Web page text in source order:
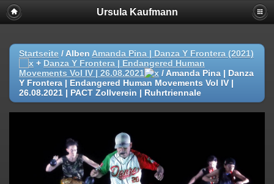
Ursula Kaufmann
Startseite / Alben Amanda Pina | Danza Y Frontera (2021)
+ Danza Y Frontera | Endangered Human
Movements Vol IV | 26.08.2021
/ Amanda Pina | Danza
Y Frontera | Endangered Human Movements Vol IV |
26.08.2021 | PACT Zollverein | Ruhrtriennale